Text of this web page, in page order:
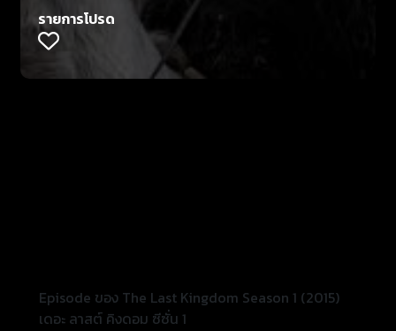
รายการโปรด
Episode ของ The Last Kingdom Season 1 (2015)
เดอะ ลาสต์ คิงดอม ซีซั่น 1